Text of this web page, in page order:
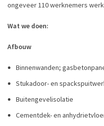
ongeveer 110 werknemers
Wat we doen:
Afbouw
Binnenwanden;
Stukadoor- en
Buitengevelisolatie
Cementdek- en